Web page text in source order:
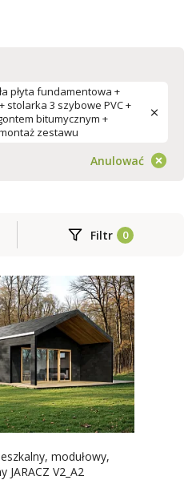
płyta fundamentowa +
stolarka 3 szybowe PVC +
bitumycznym +
zestawu
Anulować
Filtr
modułowy,
JARACZ V2_A2